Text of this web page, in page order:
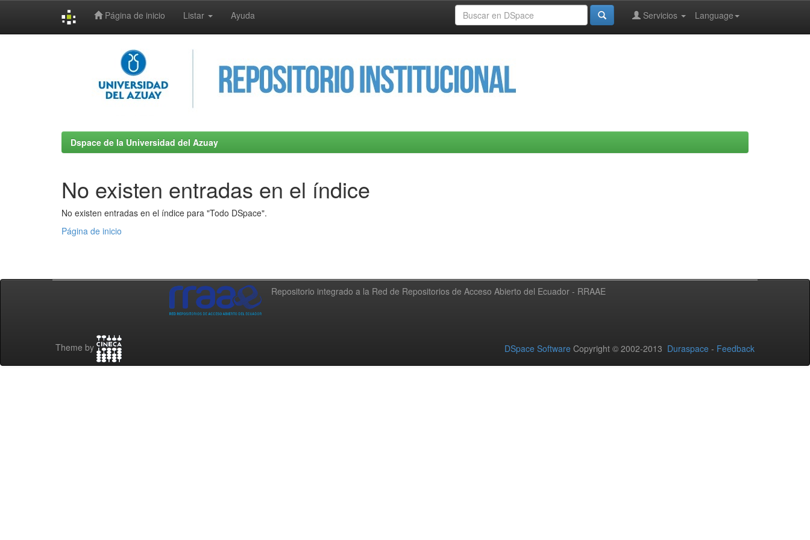
Página de inicio Listar Ayuda Language
Servicios
Dspace de la Universidad del Azuay
No existen entradas en el índice
No existen entradas en el índice para "Todo DSpace".
Página de inicio
Repositorio integrado a la Red de Repositorios de Acceso Abierto del Ecuador - RRAAE
Theme by DSpace Software Copyright © 2002-2013 Duraspace - Feedback